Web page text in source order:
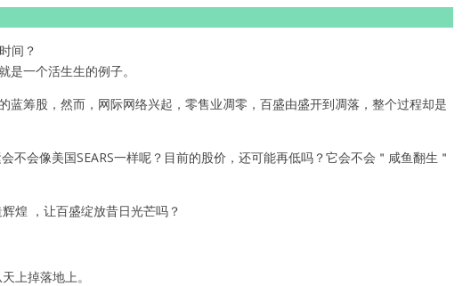
间？
一个活生生的例子。
筹股，然而，网际网络兴起，零售业凋零，百盛由盛开到凋落，整个过程却是
会像美国SEARS一样呢？目前的股价，还可能再低吗？它会不会＂咸鱼翻生＂
煌 ，让百盛绽放昔日光芒吗？
上掉落地上。